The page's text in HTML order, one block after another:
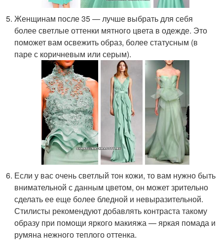
Женщинам после 35 — лучше выбрать для себя
более светлые оттенки мятного цвета в одежде. Это
поможет вам освежить образ, более статусным (в
паре с коричневым или серым).
Если у вас очень светлый тон кожи, то вам нужно быть
внимательной с данным цветом, он может зрительно
сделать ее еще более бледной и невыразительной.
Стилисты рекомендуют добавлять контраста такому
образу при помощи яркого макияжа — яркая помада и
румяна нежного теплого оттенка.